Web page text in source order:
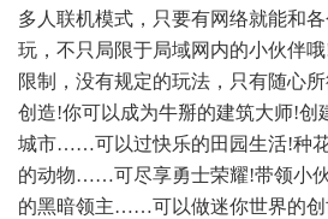
多人联机模式，只要有网络就能和
玩，不只局限于局域网内的小伙伴
限制，没有规定的玩法，只有随心
创造!你可以成为牛掰的建筑大师!创
城市……可以过快乐的田园生活!种
的动物……可尽享勇士荣耀!带领小
的黑暗领主……可以做迷你世界的创